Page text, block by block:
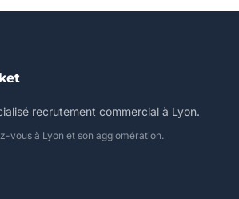
recrutement commercial à Lyon.
vous à Lyon et son agglomération.